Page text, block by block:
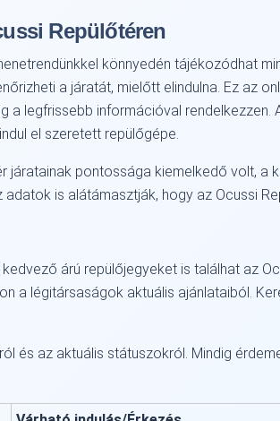
Repülőtéren
könnyedén tájékozódhat
a járatát, mielőtt elindulna. Ez az
a legfrissebb információval rendelkezzen.
el szeretett repülőgépe.
járatainak pontossága kiemelkedő volt, a
adatok is alátámasztják, hogy az Ocussi
árú repülőjegyeket is találhat az
a légitársaságok aktuális ajánlataiból.
és az aktuális státuszokról. Mindig